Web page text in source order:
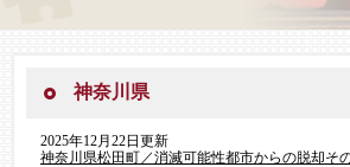
神奈川県
2025年12月22日更新
神奈川県松田町／消滅可能性都市からの脱却そ